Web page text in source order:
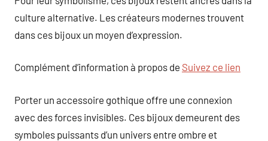
culture alternative. Les créateurs modernes trouvent
dans ces bijoux un moyen d’expression.
Complément d’information à propos de Suivez ce lien
Porter un accessoire gothique offre une connexion
avec des forces invisibles. Ces bijoux demeurent des
symboles puissants d’un univers entre ombre et